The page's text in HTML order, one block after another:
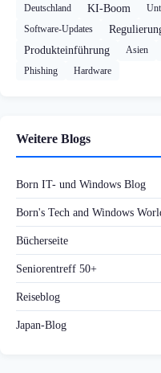
Deutschland
KI-Boom
Software-Updates
Produkteinführung
Asien
Phishing
Hardware
Weitere Blogs
Born IT- und Windows Blog
Born's Tech and Windows
Bücherseite
Seniorentreff 50+
Reiseblog
Japan-Blog